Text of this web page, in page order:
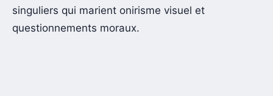
singuliers qui marient onirisme visuel et
questionnements moraux.